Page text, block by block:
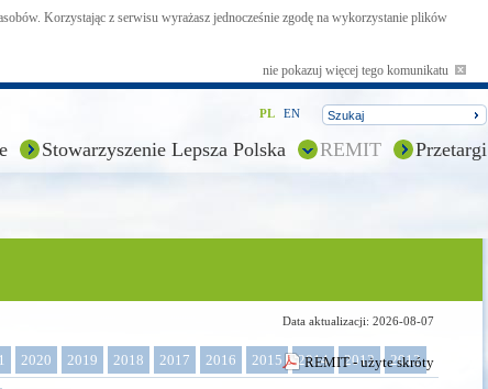
Korzystając z serwisu wyrażasz jednocześnie zgodę na wykorzystanie plików
nie pokazuj więcej tego komunikatu
PL EN
Stowarzyszenie Lepsza Polska REMIT Przetargi
Data aktualizacji: 2026-08-07
2020 2019 2018 2017 2016 2015 2014 2013 2012
REMIT - użyte skróty